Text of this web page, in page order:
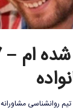
تیم روانشناسی مشاورانه